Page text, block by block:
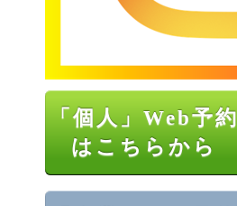
「個人」Web予約
はこちらから